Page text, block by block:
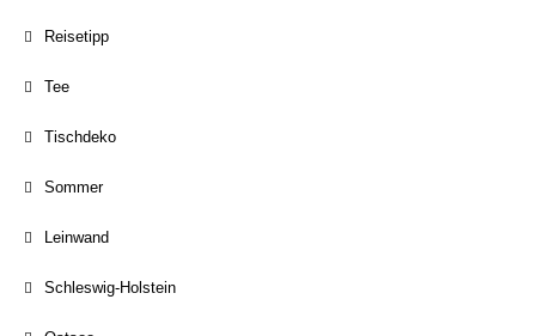
Reisetipp
Tee
Tischdeko
Sommer
Leinwand
Schleswig-Holstein